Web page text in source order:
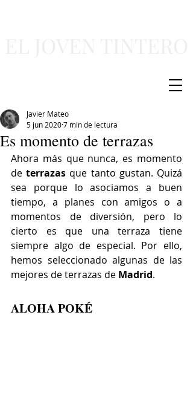
Es momento de terrazas
Javier Mateo
5 jun 20207 min de lectura
Ahora más que nunca, es momento
de terrazas que tanto gustan. Quizá
sea porque lo asociamos a buen
tiempo, a planes con amigos o a
momentos de diversión, pero lo
cierto es que una terraza tiene
siempre algo de especial. Por ello,
hemos seleccionado algunas de las
mejores de terrazas de Madrid.
ALOHA POKÉ